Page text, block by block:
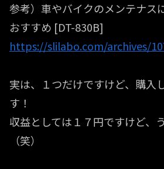
参考）車やバイクのメンテナス
おすすめ [DT-830B]
https://slilabo.com/archives/
実は、１つだけですけど、購入
す！
収益としては１７円ですけど、
（笑）